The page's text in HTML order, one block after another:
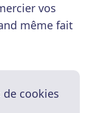
vos
même fait
cookies